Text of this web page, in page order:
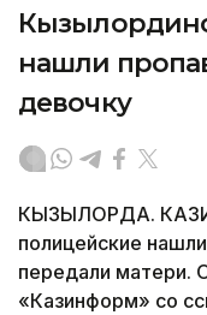
нашли
девочку
КЫЗЫЛОРДА.
полицейские
передали матери.
«Казинформ» со